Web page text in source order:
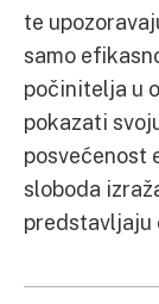
te
samo
počinitelja u
pokazati
posvećenost
sloboda
predstavljaju